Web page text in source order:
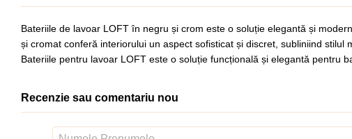
Bateriile de lavoar LOFT în negru și crom este o soluție elegantă și
și cromat conferă interiorului un aspect sofisticat și discret, subliniind
Bateriile pentru lavoar LOFT este o soluție funcțională și elegantă pentru
Recenzie sau comentariu nou